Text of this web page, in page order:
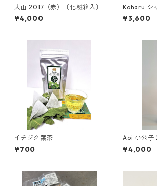
大山 2017（赤）〔化粧箱入〕
¥4,000
Koharu シ
（白）〔化
¥3,600
イチジク葉茶
¥700
Aoi 小公子
箱入〕
¥4,000